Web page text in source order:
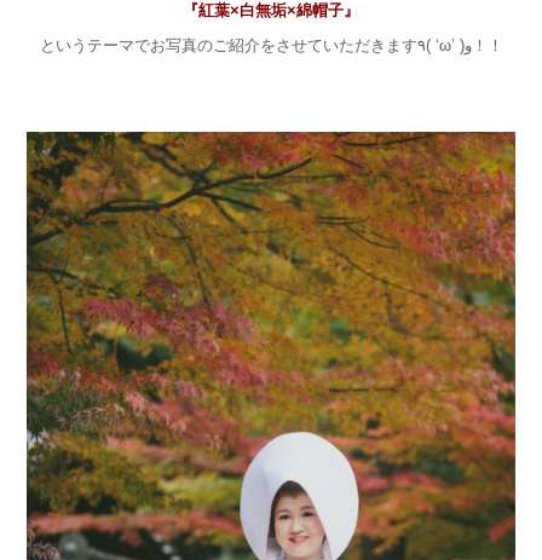
『紅葉×白無垢×綿帽子』
というテーマでお写真のご紹介をさせていただきます٩( ‘ω’ )و！！